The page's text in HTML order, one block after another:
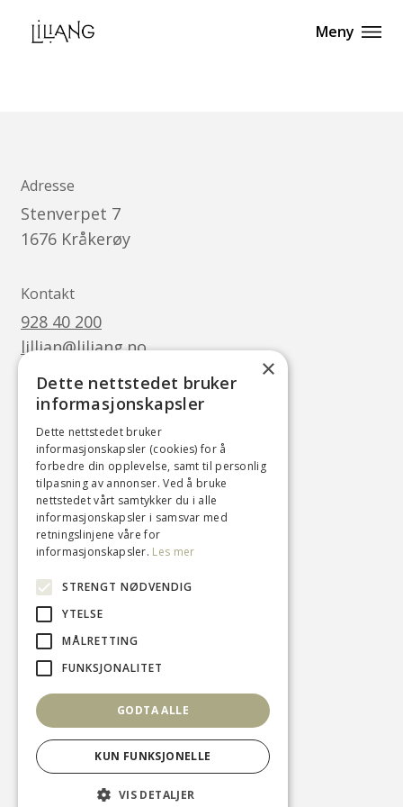
Meny
Adresse
Stenverpet 7
1676 Kråkerøy
Kontakt
928 40 200
lillian@liliang.no
Følg oss
Facebook
Instagram
Her kan du lese om personvern og
informasjonskapsler
v05041444
×
Dette nettstedet bruker
informasjonskapsler
Dette nettstedet bruker
informasjonskapsler (cookies) for å
forbedre din opplevelse, samt til personlig
tilpasning av annonser. Ved å bruke
nettstedet vårt samtykker du i alle
informasjonskapsler i samsvar med
retningslinjene våre for
informasjonskapsler. Les mer
STRENGT NØDVENDIG
YTELSE
MÅLRETTING
FUNKSJONALITET
GODTA ALLE
KUN FUNKSJONELLE
VIS DETALJER